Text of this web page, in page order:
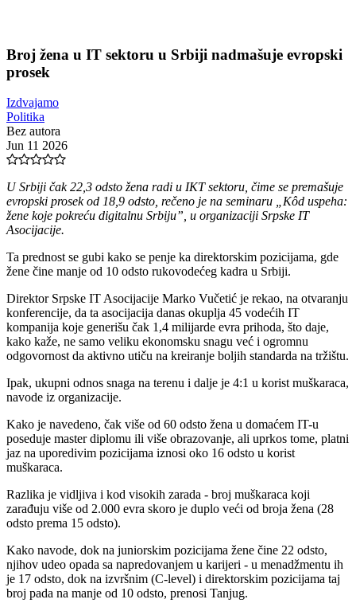
Broj žena u IT sektoru u Srbiji nadmašuje evropski
prosek
Izdvajamo
Politika
Bez autora
Jun 11 2026
U Srbiji čak 22,3 odsto žena radi u IKT sektoru, čime se premašuje
evropski prosek od 18,9 odsto, rečeno je na seminaru „Kôd uspeha:
žene koje pokreću digitalnu Srbiju”, u organizaciji Srpske IT
Asocijacije.
Ta prednost se gubi kako se penje ka direktorskim pozicijama, gde
žene čine manje od 10 odsto rukovodećeg kadra u Srbiji.
Direktor Srpske IT Asocijacije Marko Vučetić je rekao, na otvaranju
konferencije, da ta asocijacija danas okuplja 45 vodećih IT
kompanija koje generišu čak 1,4 milijarde evra prihoda, što daje,
kako kaže, ne samo veliku ekonomsku snagu već i ogromnu
odgovornost da aktivno utiču na kreiranje boljih standarda na tržištu.
Ipak, ukupni odnos snaga na terenu i dalje je 4:1 u korist muškaraca,
navode iz organizacije.
Kako je navedeno, čak više od 60 odsto žena u domaćem IT-u
poseduje master diplomu ili više obrazovanje, ali uprkos tome, platni
jaz na uporedivim pozicijama iznosi oko 16 odsto u korist
muškaraca.
Razlika je vidljiva i kod visokih zarada - broj muškaraca koji
zarađuju više od 2.000 evra skoro je duplo veći od broja žena (28
odsto prema 15 odsto).
Kako navode, dok na juniorskim pozicijama žene čine 22 odsto,
njihov udeo opada sa napredovanjem u karijeri - u menadžmentu ih
je 17 odsto, dok na izvršnim (C-level) i direktorskim pozicijama taj
broj pada na manje od 10 odsto, prenosi Tanjug.